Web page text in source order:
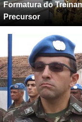
Formatura do
Precursor